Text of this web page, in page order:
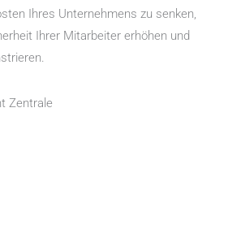
Ihres Unternehmens zu senken,
Ihrer Mitarbeiter erhöhen und
Zentrale